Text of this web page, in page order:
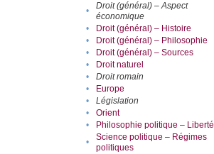
•
Droit (général) – Aspect
économique
• Droit (général) – Histoire
•
Droit (général) – Philosophie
•
Droit (général) – Sources
•
Droit naturel
•
Droit romain
•
Europe
•
Législation
•
Orient
•
Philosophie politique – Liberté
•
Science politique – Régimes
politiques